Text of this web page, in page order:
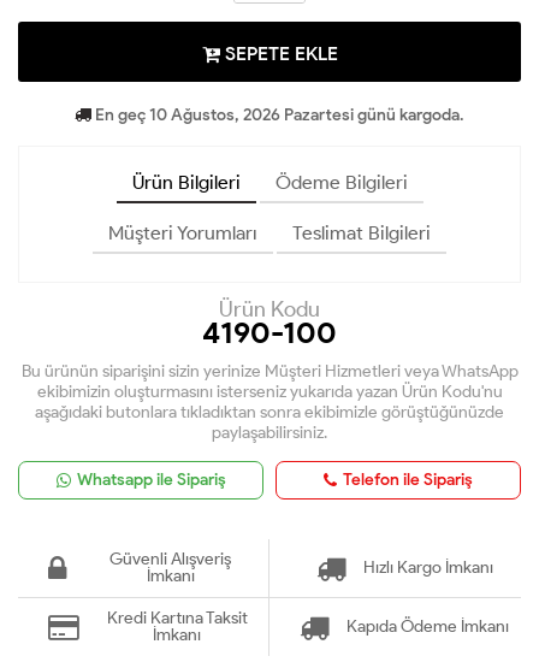
SEPETE EKLE
En geç 10 Ağustos, 2026 Pazartesi günü kargoda.
Ürün Bilgileri Ödeme Bilgileri
Müşteri Yorumları Teslimat Bilgileri
Ürün Kodu
4190-100
Bu ürünün siparişini sizin yerinize Müşteri Hizmetleri veya WhatsApp
ekibimizin oluşturmasını isterseniz yukarıda yazan Ürün Kodu'nu
aşağıdaki butonlara tıkladıktan sonra ekibimizle görüştüğünüzde
paylaşabilirsiniz.
Whatsapp ile Sipariş Telefon ile Sipariş
Güvenli Alışveriş
İmkanı
Hızlı Kargo İmkanı
Kredi Kartına Taksit
İmkanı
Kapıda Ödeme İmkanı